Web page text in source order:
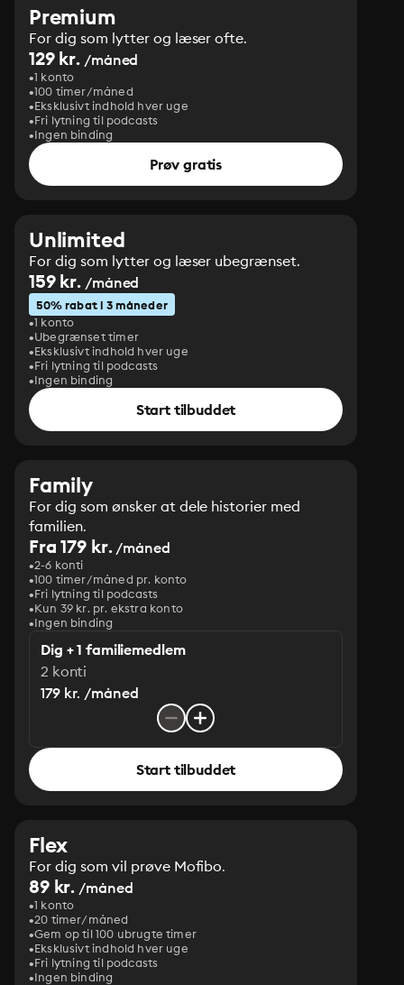
Premium
For dig som lytter og læser ofte.
129 kr. /måned
1 konto
100 timer/måned
Eksklusivt indhold hver uge
Fri lytning til podcasts
Ingen binding
Prøv gratis
Unlimited
For dig som lytter og læser ubegrænset.
159 kr. /måned
50% rabat i 3 måneder
1 konto
Ubegrænset timer
Eksklusivt indhold hver uge
Fri lytning til podcasts
Ingen binding
Start tilbuddet
Family
For dig som ønsker at dele historier med
familien.
Fra 179 kr./måned
2-6 konti
100 timer/måned pr. konto
Fri lytning til podcasts
Kun 39 kr. pr. ekstra konto
Ingen binding
Dig + 1 familiemedlem
2 konti
179 kr. /måned
Start tilbuddet
Flex
For dig som vil prøve Mofibo.
89 kr. /måned
1 konto
20 timer/måned
Gem op til 100 ubrugte timer
Eksklusivt indhold hver uge
Fri lytning til podcasts
Ingen binding